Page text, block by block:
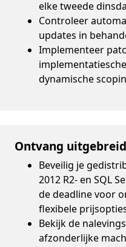
elke tweede
Controleer
updates in
Implementeer
dynamische
Ontvang
Beveilig je
2012 R2- en SQL
de deadline voor
flexibele
Bekijk de
afzonderlijke